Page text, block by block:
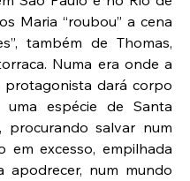
Maria “roubou” a cena
também de Thomas,
Numa era onde a
protagonista dará corpo
espécie de Santa
procurando salvar num
em excesso, empilhada
apodrecer, num mundo